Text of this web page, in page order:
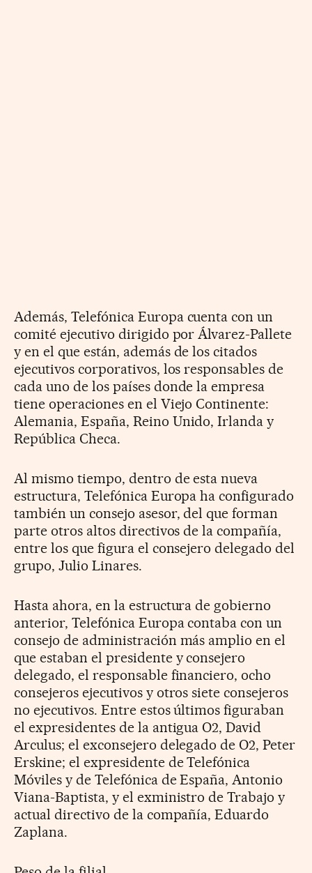
Además, Telefónica Europa cuenta con un
comité ejecutivo dirigido por Álvarez-Pallete
y en el que están, además de los citados
ejecutivos corporativos, los responsables de
cada uno de los países donde la empresa
tiene operaciones en el Viejo Continente:
Alemania, España, Reino Unido, Irlanda y
República Checa.
Al mismo tiempo, dentro de esta nueva
estructura, Telefónica Europa ha configurado
también un consejo asesor, del que forman
parte otros altos directivos de la compañía,
entre los que figura el consejero delegado del
grupo, Julio Linares.
Hasta ahora, en la estructura de gobierno
anterior, Telefónica Europa contaba con un
consejo de administración más amplio en el
que estaban el presidente y consejero
delegado, el responsable financiero, ocho
consejeros ejecutivos y otros siete consejeros
no ejecutivos. Entre estos últimos figuraban
el expresidentes de la antigua O2, David
Arculus; el exconsejero delegado de O2, Peter
Erskine; el expresidente de Telefónica
Móviles y de Telefónica de España, Antonio
Viana-Baptista, y el exministro de Trabajo y
actual directivo de la compañía, Eduardo
Zaplana.